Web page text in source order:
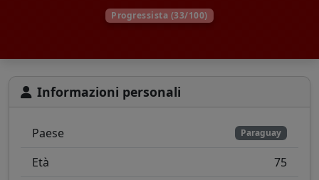
Progressista (33/100)
Informazioni personali
Paese Paraguay
Età
75